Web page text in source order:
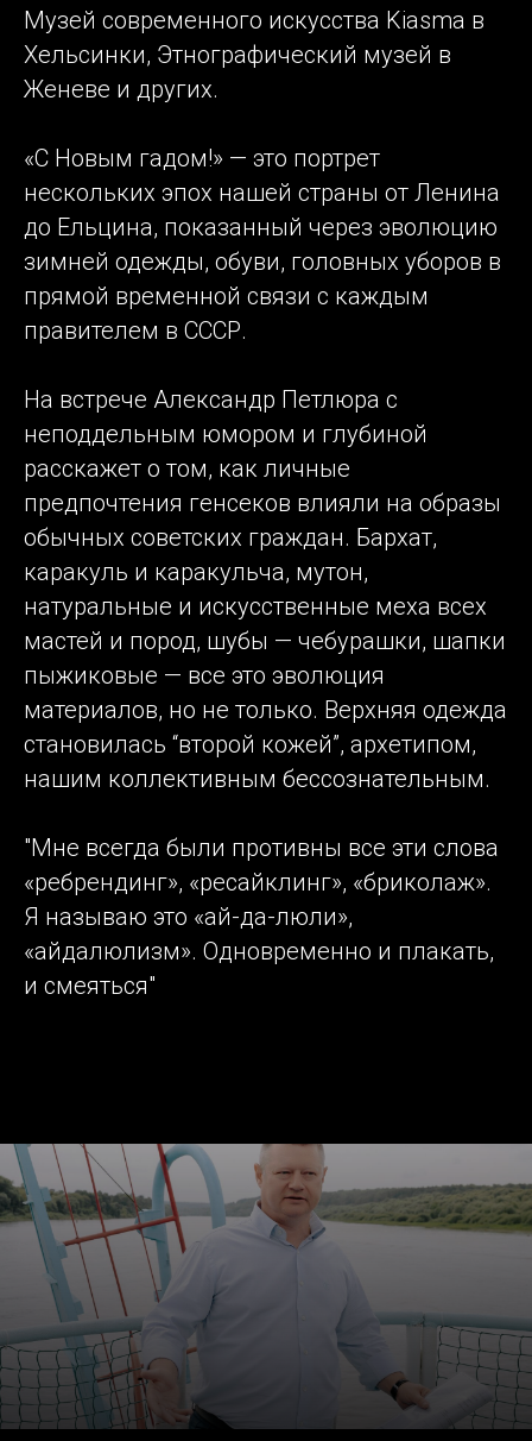
Музей современного искусства Kiasma в
Хельсинки, Этнографический музей в
Женеве и других.
«С Новым гадом!» — это портрет
нескольких эпох нашей страны от Ленина
до Ельцина, показанный через эволюцию
зимней одежды, обуви, головных уборов в
прямой временной связи с каждым
правителем в СССР.
На встрече Александр Петлюра с
неподдельным юмором и глубиной
расскажет о том, как личные
предпочтения генсеков влияли на образы
обычных советских граждан. Бархат,
каракуль и каракульча, мутон,
натуральные и искусственные меха всех
мастей и пород, шубы — чебурашки, шапки
пыжиковые — все это эволюция
материалов, но не только. Верхняя одежда
становилась “второй кожей”, архетипом,
нашим коллективным бессознательным.
"Мне всегда были противны все эти слова
«ребрендинг», «ресайклинг», «бриколаж».
Я называю это «ай-да-люли»,
«айдалюлизм». Одновременно и плакать,
и смеяться"